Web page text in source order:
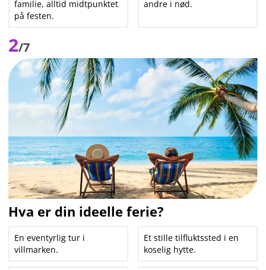
familie, alltid midtpunktet
på festen.
andre i nød.
2/7
Hva er din ideelle ferie?
En eventyrlig tur i
villmarken.
Et stille tilfluktssted i en
koselig hytte.